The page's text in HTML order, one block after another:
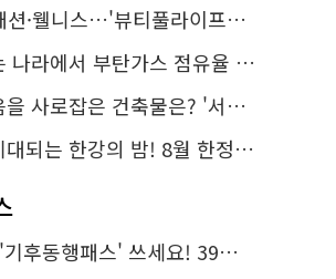
스…'뷰티풀라이프인서울' 6일부터 사전 예약
서 부탄가스 점유율 1위 가능? Yes, I 'CAN'
잡은 건축물은? '서울시 건축상' 수상작 공개!
한강의 밤! 8월 한정 무료 '한강 밤핑' 예약은?
행패스' 쓰세요! 39세까지 청년 혜택